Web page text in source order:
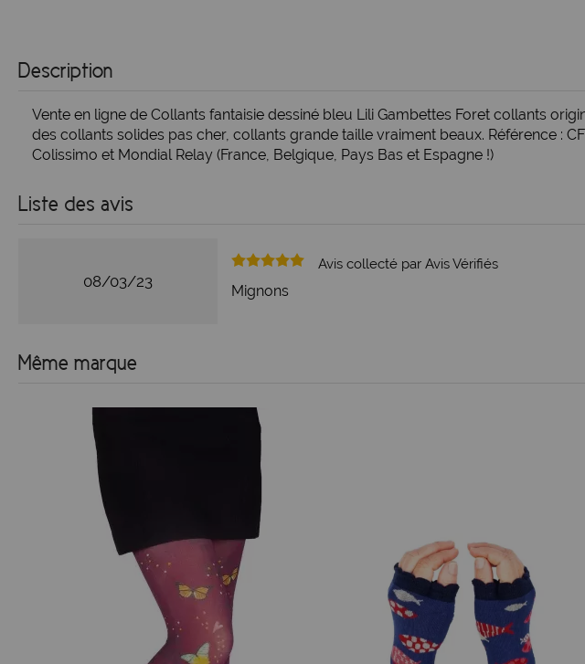
Description
Vente en ligne de Collants fantaisie dessiné bleu Lili Gambettes Foret collants
des collants solides pas cher, collants grande taille vraiment beaux. Référence :
Colissimo et Mondial Relay (France, Belgique, Pays Bas et Espagne !)
Liste des avis
08/03/23
Avis collecté par Avis Vérifiés
Mignons
Même marque